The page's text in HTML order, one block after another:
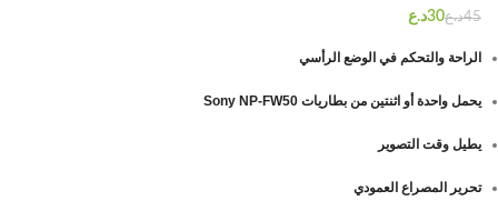
د.ع د.ع
الراحة والتحكم في الوضع الرأسي
يحمل واحدة أو اثنتين من بطاريات Sony NP-FW50
يطيل وقت التصوير
تحرير المصراع العمودي